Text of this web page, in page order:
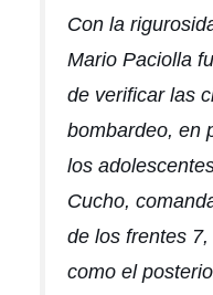
Con la
Mario Paciolla
de verificar las
bombardeo, en
los
Cucho,
de los frentes
como el